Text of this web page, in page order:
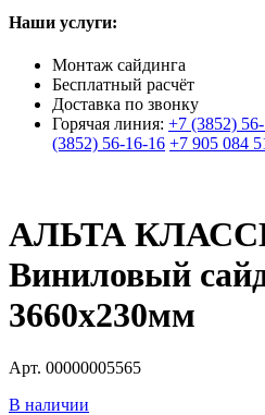
Наши услуги:
Монтаж сайдинга
Бесплатный расчёт
Доставка по звонку
Горячая линия: +7 (3852)
(3852) 56-16-16 +7 905 084
АЛЬТА
Виниловый
3660х230мм
Арт. 00000005565
В наличии